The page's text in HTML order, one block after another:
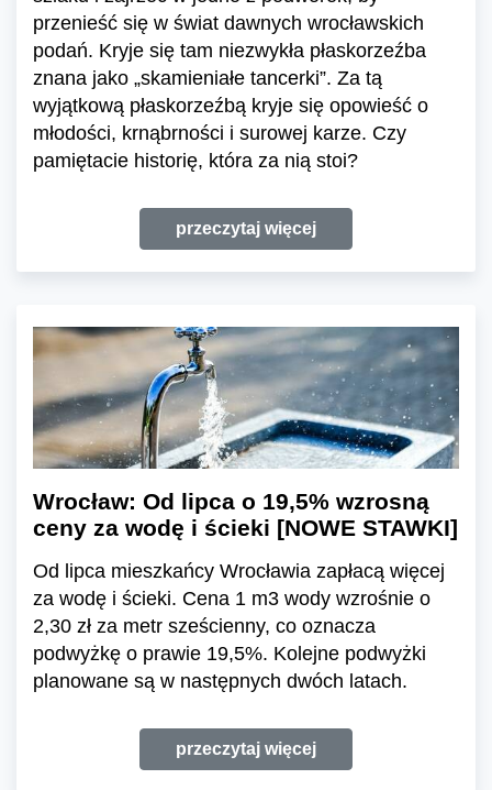
przenieść się w świat dawnych wrocławskich
podań. Kryje się tam niezwykła płaskorzeźba
znana jako „skamieniałe tancerki”. Za tą
wyjątkową płaskorzeźbą kryje się opowieść o
młodości, krnąbrności i surowej karze. Czy
pamiętacie historię, która za nią stoi?
przeczytaj więcej
Wrocław: Od lipca o 19,5% wzrosną
ceny za wodę i ścieki [NOWE STAWKI]
Od lipca mieszkańcy Wrocławia zapłacą więcej
za wodę i ścieki. Cena 1 m3 wody wzrośnie o
2,30 zł za metr sześcienny, co oznacza
podwyżkę o prawie 19,5%. Kolejne podwyżki
planowane są w następnych dwóch latach.
przeczytaj więcej